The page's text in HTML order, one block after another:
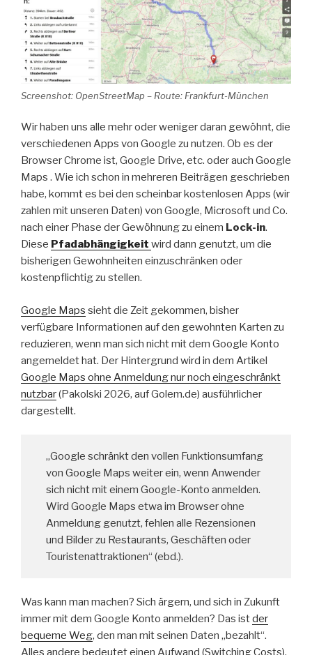
Screenshot: OpenStreetMap – Route: Frankfurt-München
Wir haben uns alle mehr oder weniger daran gewöhnt, die
verschiedenen Apps von Google zu nutzen. Ob es der
Browser Chrome ist, Google Drive, etc. oder auch Google
Maps . Wie ich schon in mehreren Beiträgen geschrieben
habe, kommt es bei den scheinbar kostenlosen Apps (wir
zahlen mit unseren Daten) von Google, Microsoft und Co.
nach einer Phase der Gewöhnung zu einem Lock-in.
Diese Pfadabhängigkeit wird dann genutzt, um die
bisherigen Gewohnheiten einzuschränken oder
kostenpflichtig zu stellen.
Google Maps sieht die Zeit gekommen, bisher
verfügbare Informationen auf den gewohnten Karten zu
reduzieren, wenn man sich nicht mit dem Google Konto
angemeldet hat. Der Hintergrund wird in dem Artikel
Google Maps ohne Anmeldung nur noch eingeschränkt
nutzbar(Pakolski 2026, auf Golem.de) ausführlicher
dargestellt.
„Google schränkt den vollen Funktionsumfang
von Google Maps weiter ein, wenn Anwender
sich nicht mit einem Google-Konto anmelden.
Wird Google Maps etwa im Browser ohne
Anmeldung genutzt, fehlen alle Rezensionen
und Bilder zu Restaurants, Geschäften oder
Touristenattraktionen“ (ebd.).
Was kann man machen? Sich ärgern, und sich in Zukunft
immer mit dem Google Konto anmelden? Das istder
bequeme Weg, den man mit seinen Daten „bezahlt“.
Alles andere bedeutet einen Aufwand (Switching Costs),